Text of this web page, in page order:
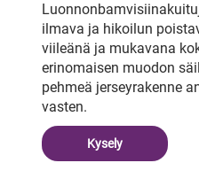
ilmava ja hikoilun
viileänä ja mukavana
erinomaisen muodon
pehmeä jerseyrakenne
vasten.
Kysely